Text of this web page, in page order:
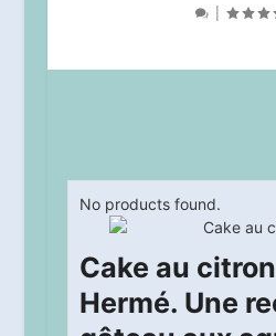
|
No products found.
Cake au
Hermé. Une